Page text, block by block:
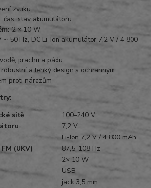
zvuku
čas, stav akumulátoru
2 × 10 W
~ 50 Hz, DC Li-Ion akumulátor 7,2 V / 4 800
prachu a pádu
a lehký design s ochranným
proti nárazům
sítě
100–240 V
7,2 V
Li-Ion 7,2 V / 4 800 mAh
(UKV)
87,5–108 Hz
2× 10 W
USB
jack 3,5 mm